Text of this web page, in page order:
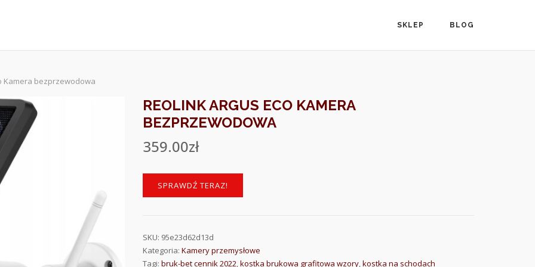
SKLEP BLOG
Kamera bezprzewodowa
REOLINK ARGUS ECO KAMERA
BEZPRZEWODOWA
359.00zł
SPRAWDŹ TERAZ!
SKU: 95e23d62d13d
Kategoria:Kamery przemysłowe
Tagi:bruk-bet cennik 2022,kostka brukowa grafitowa wzory,kostka na schodach